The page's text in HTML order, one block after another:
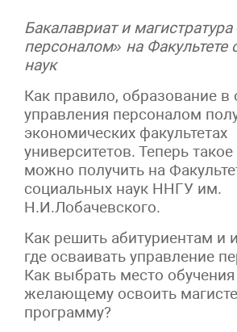
Бакалавриат и
персоналом» на Факультете
наук
Как правило, образование в
управления персоналом
экономических факультетах
университетов. Теперь
можно получить на
социальных наук ННГУ им.
Н.И.Лобачевского.
Как решить абитуриентам и
где осваивать управление
Как выбрать место обучения
желающему освоить
программу?